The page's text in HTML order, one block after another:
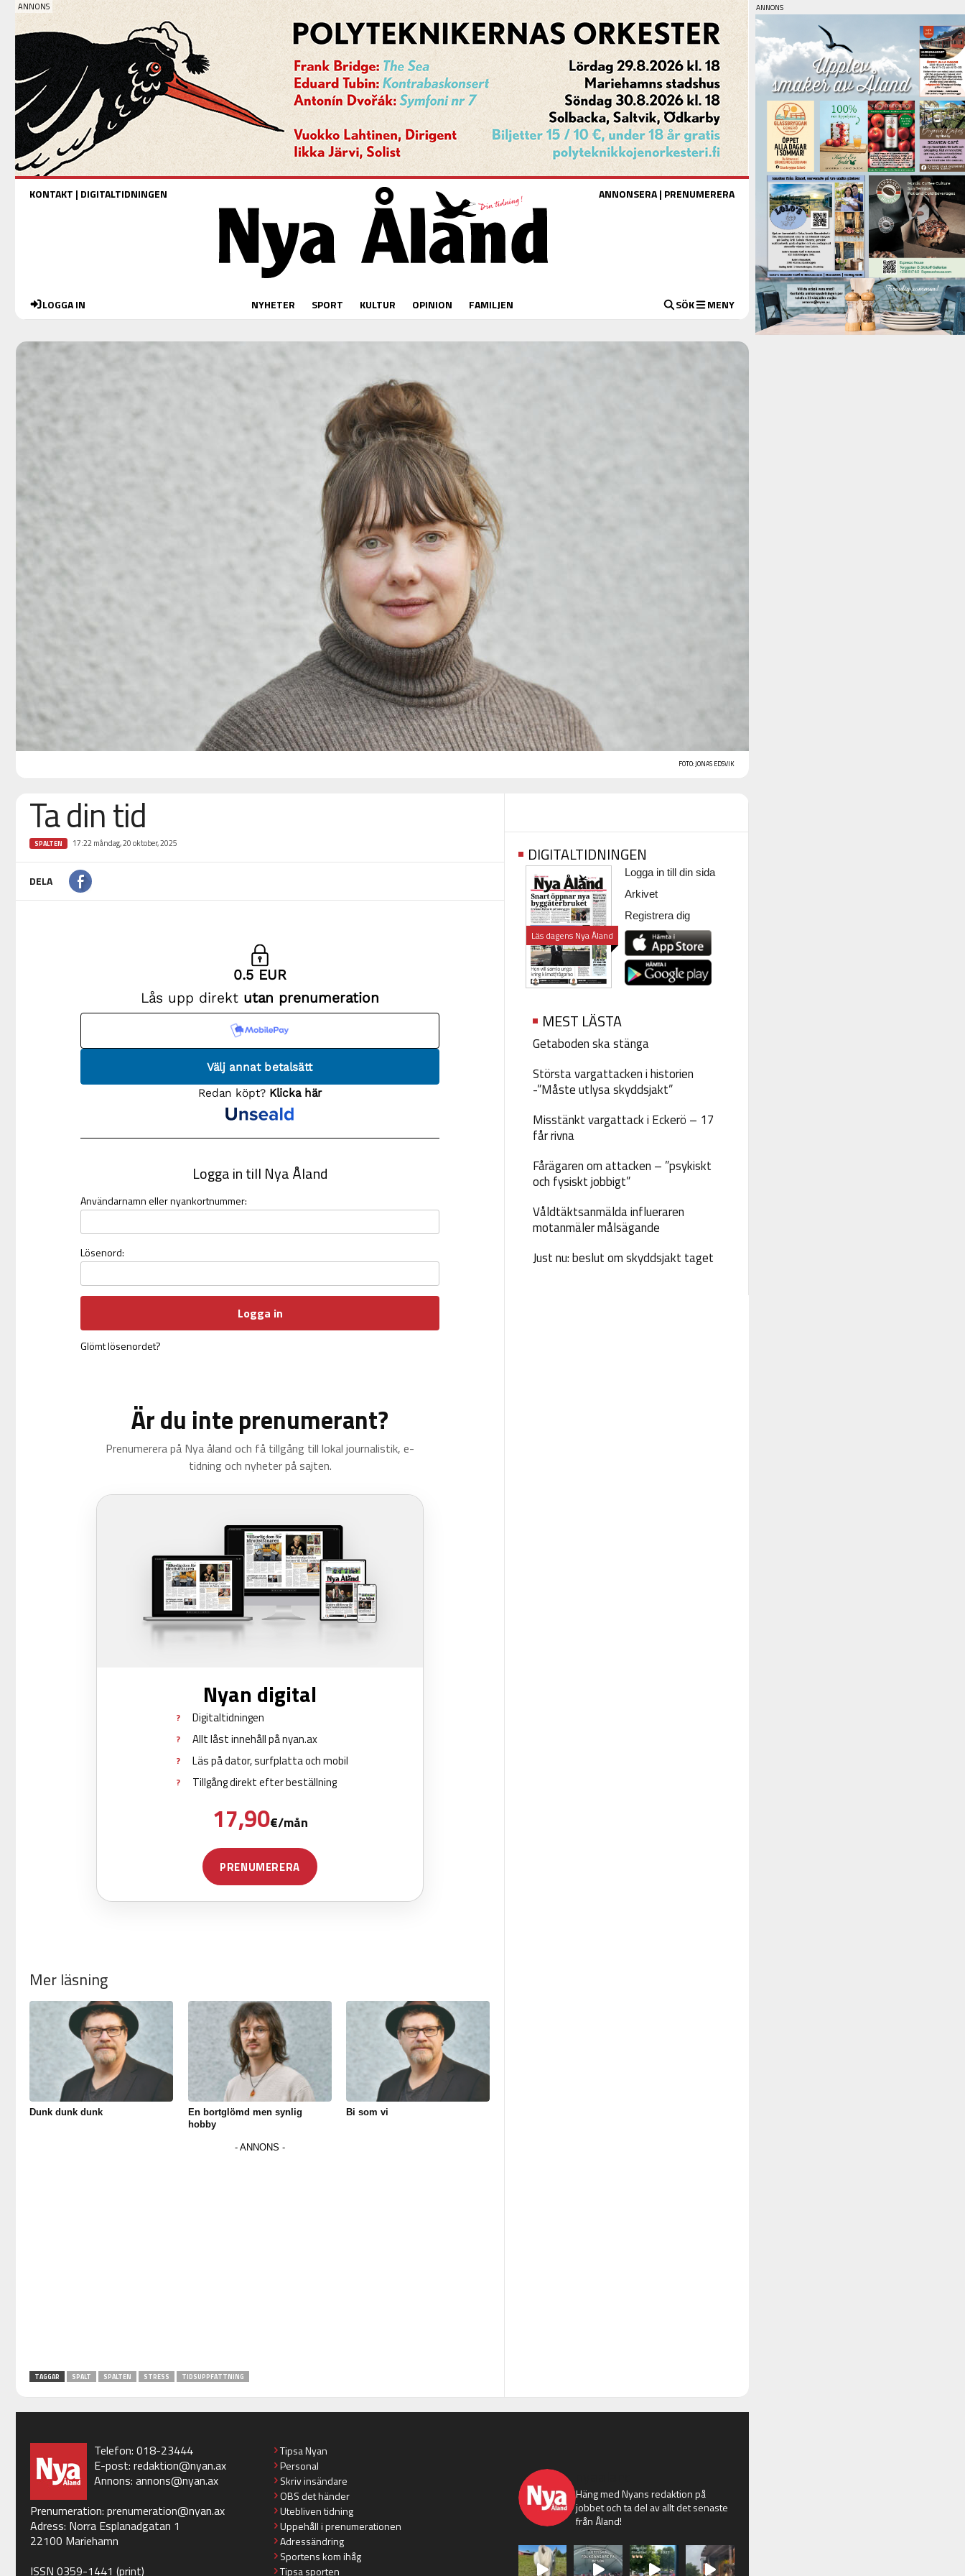
KONTAKT | DIGITALTIDNINGEN ANNONSERA| PRENUMERERA
LOGGA IN NYHETER SPORT KULTUR OPINION FAMILJEN SÖK MENY
FOTO: JONAS EDSVIK
Ta din tid
SPALTEN 17:22 måndag, 20 oktober, 2025
DELA
Mer läsning
Dunk dunk dunk
En bortglömd men synlig
hobby
Bi som vi
TAGGAR SPALT SPALTEN STRESS TIDSUPPFATTNING
DIGITALTIDNINGEN
Läs dagens Nya Åland
Logga in till din sida
Arkivet
Registrera dig
MEST LÄSTA
Getaboden ska stänga
Största vargattacken i historien
-”Måste utlysa skyddsjakt”
Misstänkt vargattack i Eckerö – 17
får rivna
Fårägaren om attacken – ”psykiskt
och fysiskt jobbigt”
Våldtäktsanmälda influeraren
motanmäler målsägande
Just nu: beslut om skyddsjakt taget
Telefon: 018-23444
E-post: redaktion@nyan.ax
Annons: annons@nyan.ax
Prenumeration: prenumeration@nyan.ax
Adress: Norra Esplanadgatan 1
22100 Mariehamn
ISSN 0359-1441 (print)
Tipsa Nyan
Personal
Skriv insändare
OBS det händer
Utebliven tidning
Uppehåll i prenumerationen
Adressändring
Sportens kom ihåg
Tipsa sporten
Häng med Nyans redaktion på
jobbet och ta del av allt det senaste
från Åland!